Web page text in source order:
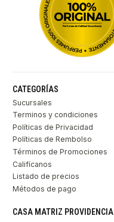
CATEGORÍAS
Sucursales
Terminos y condiciones
Políticas de Privacidad
Políticas de Rembolso
Términos de Promociones
Califícanos
Listado de precios
Métodos de pago
CASA MATRIZ PROVIDENCIA